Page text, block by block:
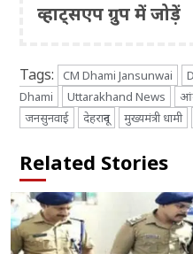
व्हाट्सएप ग्रुप में जोड़ें
Tags: CM Dhami Jansunwai
Dhami
Uttarakhand News
जनसुनवाई
देहरादून मुख्यमंत्री धामी
Related Stories